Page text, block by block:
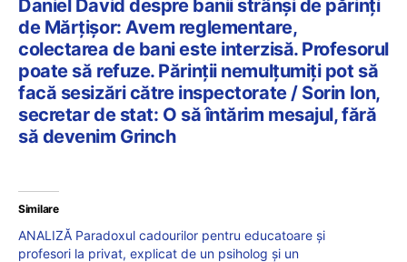
Daniel David despre banii strânși de părinți
de Mărțișor: Avem reglementare,
colectarea de bani este interzisă. Profesorul
poate să refuze. Părinții nemulțumiți pot să
facă sesizări către inspectorate / Sorin Ion,
secretar de stat: O să întărim mesajul, fără
să devenim Grinch
Similare
ANALIZĂ Paradoxul cadourilor pentru educatoare și
profesori la privat, explicat de un psiholog și un